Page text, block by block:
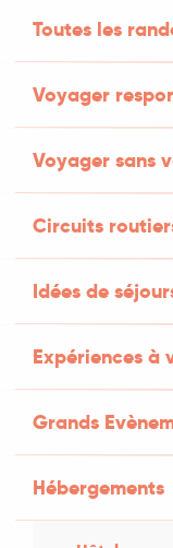
Toutes les
Voyager
Voyager sans
Circuits
Idées de
Expériences à
Grands
Hébergements